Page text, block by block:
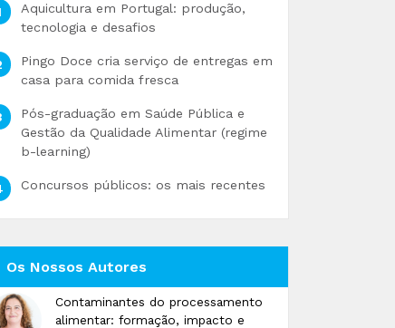
Aquicultura em Portugal: produção,
tecnologia e desafios
Pingo Doce cria serviço de entregas em
casa para comida fresca
Pós-graduação em Saúde Pública e
Gestão da Qualidade Alimentar (regime
b-learning)
Concursos públicos: os mais recentes
Os Nossos Autores
Contaminantes do processamento
alimentar: formação, impacto e